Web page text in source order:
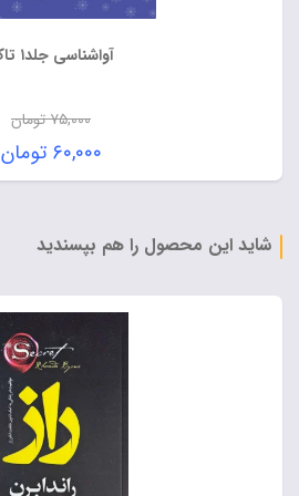
آواشناسی جلد۱ تاک
۷۵,۰۰۰تومان
قیمت
اصلی:
بود.
۶۰,۰۰۰ تومان
قیمت
۶۰,۰۰۰ تومان.شاید این محصول را هم بپسندید